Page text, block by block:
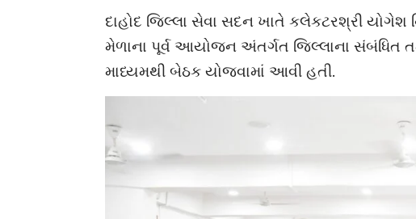
દાહોદ જિલ્લા સેવા સદન ખાતે કલેકટરશ્રી
મેળાના પૂર્વ આયોજન અંતર્ગત જિલ્લાના સંબંધિત
માધ્યમથી બેઠક યોજવામાં આવી હતી.